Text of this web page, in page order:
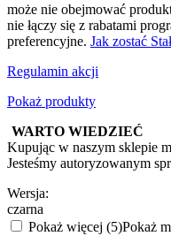
może nie obejmować
nie łączy się z rabatami
preferencyjne. Jak zostać
Regulamin akcji
Pokaż produkty
WARTO WIEDZIEĆ
Kupując w naszym sklepie
Jesteśmy autoryzowanym
Wersja:
czarna
Pokaż więcej (5)Pokaż